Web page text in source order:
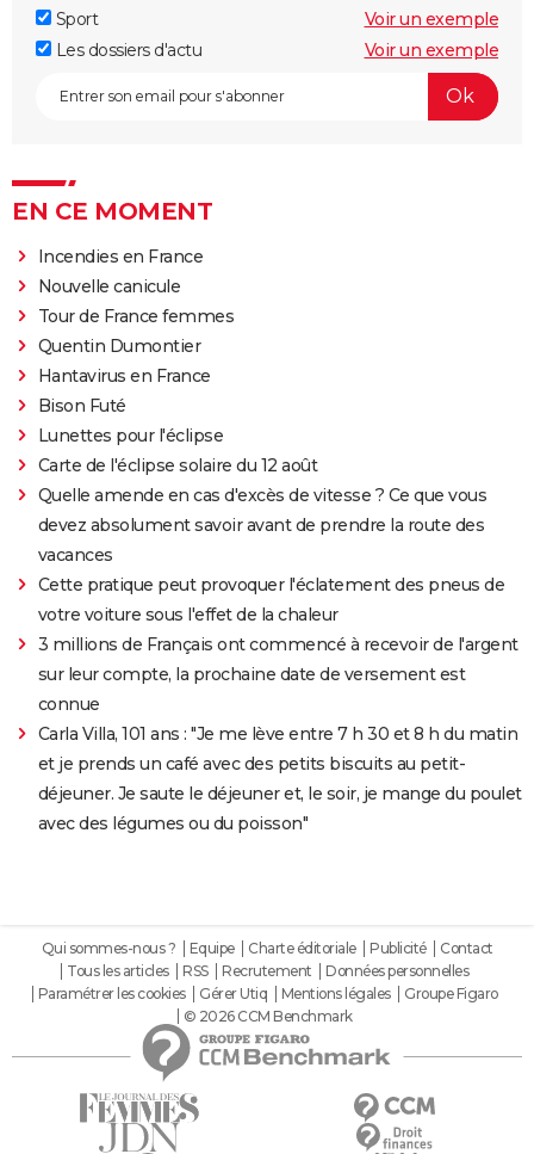
Sport
Voir un exemple
Les dossiers d'actu
Voir un exemple
EN CE MOMENT
Incendies en France
Nouvelle canicule
Tour de France femmes
Quentin Dumontier
Hantavirus en France
Bison Futé
Lunettes pour l'éclipse
Carte de l'éclipse solaire du 12 août
Quelle amende en cas d'excès de vitesse ? Ce que vous
devez absolument savoir avant de prendre la route des
vacances
Cette pratique peut provoquer l'éclatement des pneus de
votre voiture sous l'effet de la chaleur
3 millions de Français ont commencé à recevoir de l'argent
sur leur compte, la prochaine date de versement est
connue
Carla Villa, 101 ans : "Je me lève entre 7 h 30 et 8 h du matin
et je prends un café avec des petits biscuits au petit-
déjeuner. Je saute le déjeuner et, le soir, je mange du poulet
avec des légumes ou du poisson"
Qui sommes-nous ? Equipe Charte éditoriale Publicité
Contact
Tous les articles
RSS Recrutement
Données personnelles
Paramétrer les cookies
Gérer Utiq Mentions légales
Groupe Figaro
© 2026 CCM Benchmark